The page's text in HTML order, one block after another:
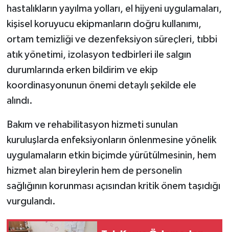
hastalıkların yayılma yolları, el hijyeni uygulamaları,
kişisel koruyucu ekipmanların doğru kullanımı,
ortam temizliği ve dezenfeksiyon süreçleri, tıbbi
atık yönetimi, izolasyon tedbirleri ile salgın
durumlarında erken bildirim ve ekip
koordinasyonunun önemi detaylı şekilde ele
alındı.
Bakım ve rehabilitasyon hizmeti sunulan
kuruluşlarda enfeksiyonların önlenmesine yönelik
uygulamaların etkin biçimde yürütülmesinin, hem
hizmet alan bireylerin hem de personelin
sağlığının korunması açısından kritik önem taşıdığı
vurgulandı.